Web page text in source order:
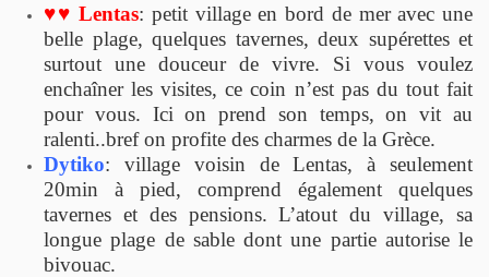
♥♥ Lentas: petit village en bord de mer avec une
belle plage, quelques tavernes, deux supérettes et
surtout une douceur de vivre. Si vous voulez
enchaîner les visites, ce coin n’est pas du tout fait
pour vous. Ici on prend son temps, on vit au
ralenti..bref on profite des charmes de la Grèce.
Dytiko: village voisin de Lentas, à seulement
20min à pied, comprend également quelques
tavernes et des pensions. L’atout du village, sa
longue plage de sable dont une partie autorise le
bivouac.